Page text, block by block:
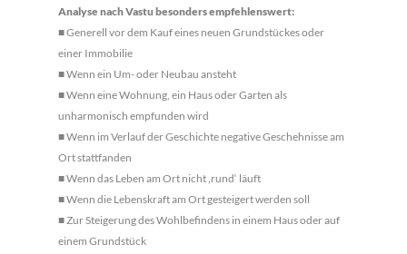
Analyse nach Vastu besonders empfehlenswert:
■Generell vor dem Kauf eines neuen Grundstückes oder
einer Immobilie
■Wenn ein Um- oder Neubau ansteht
■Wenn eine Wohnung, ein Haus oder Garten als
unharmonisch empfunden wird
■Wenn im Verlauf der Geschichte negative Geschehnisse am
Ort stattfanden
■Wenn das Leben am Ort nicht ‚rund‘ läuft
■Wenn die Lebenskraft am Ort gesteigert werden soll
■Zur Steigerung des Wohlbefindens in einem Haus oder auf
einem Grundstück